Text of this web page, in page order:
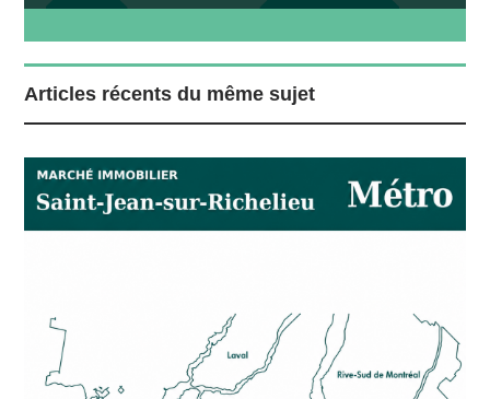
Articles récents du même sujet